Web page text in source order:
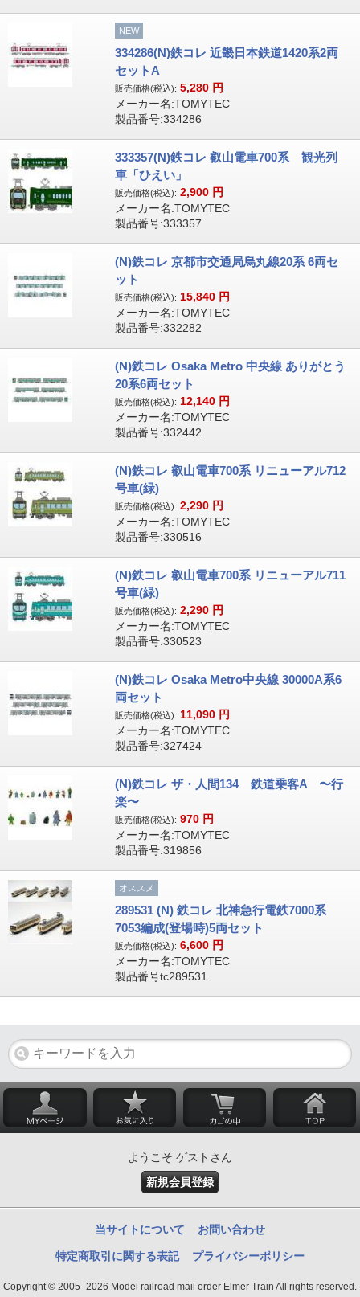
NEW
334286(N)鉄コレ 近畿日本鉄道1420系2両
セットA
販売価格(税込): 5,280 円
メーカー名:TOMYTEC
製品番号:334286
333357(N)鉄コレ 叡山電車700系 観光列
車「ひえい」
販売価格(税込): 2,900 円
メーカー名:TOMYTEC
製品番号:333357
(N)鉄コレ 京都市交通局烏丸線20系 6両セ
ット
販売価格(税込): 15,840 円
メーカー名:TOMYTEC
製品番号:332282
(N)鉄コレ Osaka Metro 中央線 ありがとう
20系6両セット
販売価格(税込): 12,140 円
メーカー名:TOMYTEC
製品番号:332442
(N)鉄コレ 叡山電車700系 リニューアル712
号車(緑)
販売価格(税込): 2,290 円
メーカー名:TOMYTEC
製品番号:330516
(N)鉄コレ 叡山電車700系 リニューアル711
号車(緑)
販売価格(税込): 2,290 円
メーカー名:TOMYTEC
製品番号:330523
(N)鉄コレ Osaka Metro中央線 30000A系6
両セット
販売価格(税込): 11,090 円
メーカー名:TOMYTEC
製品番号:327424
(N)鉄コレ ザ・人間134 鉄道乗客A 〜行
楽〜
販売価格(税込): 970 円
メーカー名:TOMYTEC
製品番号:319856
オススメ
289531 (N) 鉄コレ 北神急行電鉄7000系
7053編成(登場時)5両セット
販売価格(税込): 6,600 円
メーカー名:TOMYTEC
製品番号tc289531
ようこそ ゲストさん
新規会員登録
当サイトについて お問い合わせ
特定商取引に関する表記 プライバシーポリシー
Copyright © 2005- 2026 Model railroad mail order Elmer Train All rights reserved.